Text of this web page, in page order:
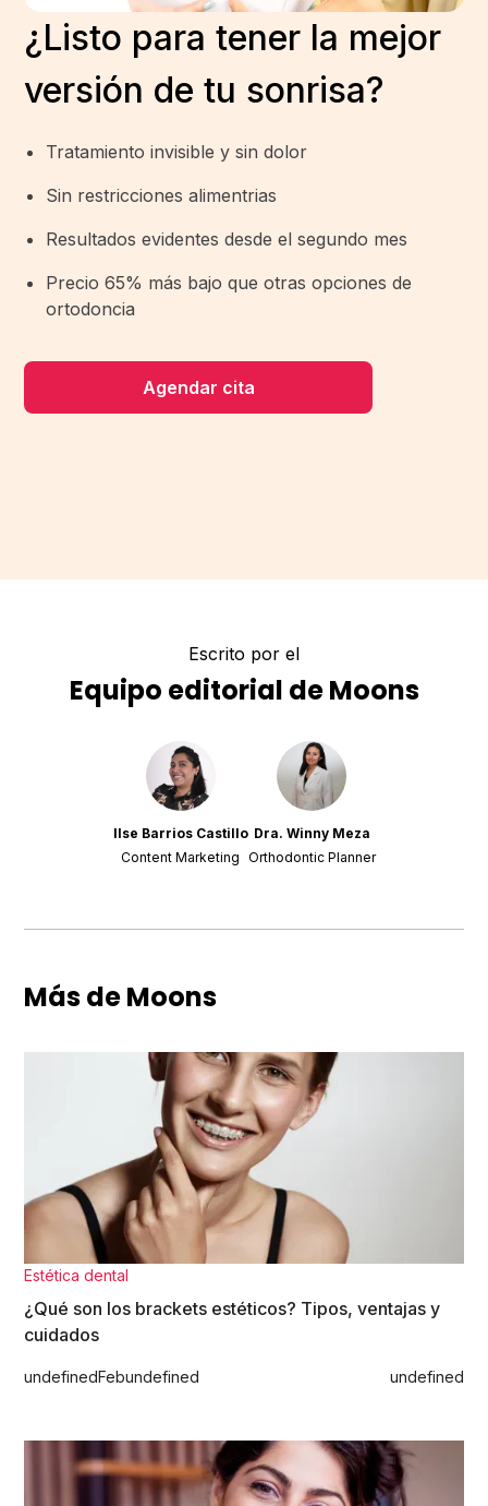
¿Listo para tener la mejor
versión de tu sonrisa?
Tratamiento invisible y sin dolor
Sin restricciones alimentrias
Resultados evidentes desde el segundo mes
Precio 65% más bajo que otras opciones de
ortodoncia
Agendar cita
Escrito por el
Equipo editorial de Moons
Ilse Barrios Castillo
Content Marketing
Dra. Winny Meza
Orthodontic Planner
Más de Moons
Estética dental
¿Qué son los brackets estéticos? Tipos, ventajas y
cuidados
undefinedFebundefined undefined